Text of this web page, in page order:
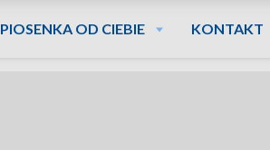
PIOSENKA OD CIEBIE KONTAKT